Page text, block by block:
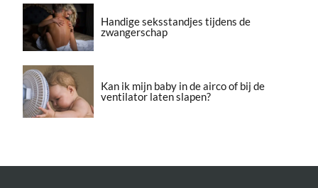
Handige seksstandjes tijdens de
zwangerschap
Kan ik mijn baby in de airco of bij de
ventilator laten slapen?